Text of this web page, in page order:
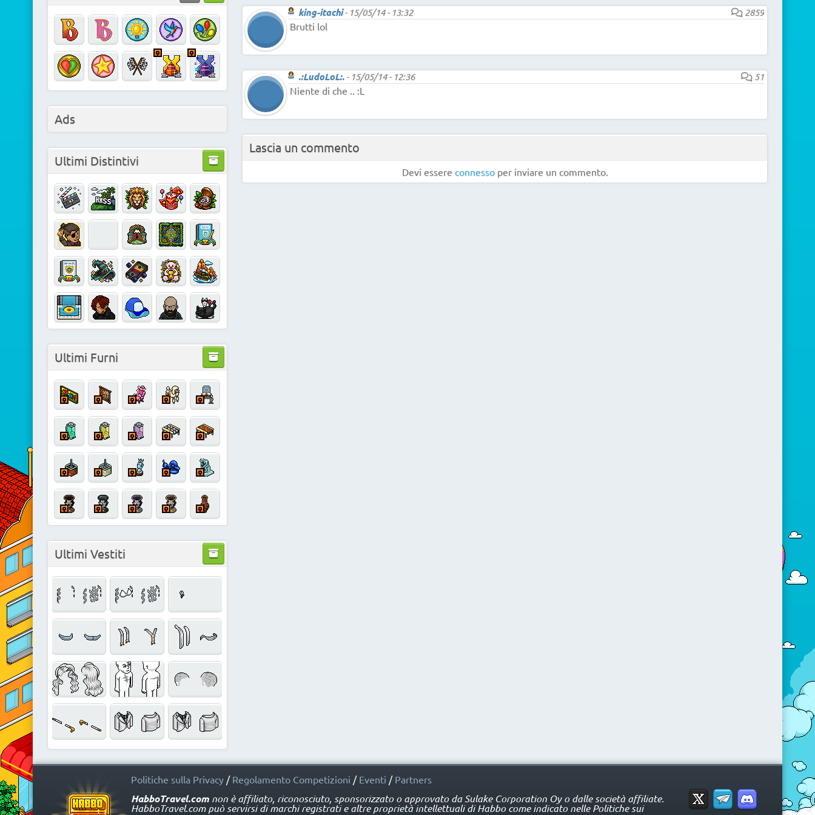
king-itachi- 15/05/14 - 13:32
2859
Brutti lol
.:LudoLoL:.- 15/05/14 - 12:36
51
Niente di che .. :L
Lascia un commento
Devi essere connessoper inviare un commento.
Ads
Ultimi Distintivi
Ultimi Furni
Ultimi Vestiti
Politiche sulla Privacy/ Regolamento Competizioni / Eventi / Partners
HabboTravel.comnon è affiliato, riconosciuto, sponsorizzato o approvato da Sulake Corporation Oy o dalle società affiliate.
HabboTravel.com può servirsi di marchi registrati e altre proprietà intellettuali di Habbo come indicato nelle Politiche sui